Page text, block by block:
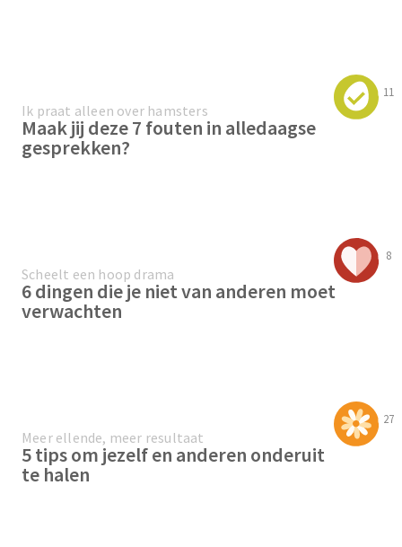
11
Ik praat alleen over hamsters
Maak jij deze 7 fouten in alledaagse
gesprekken?
8
Scheelt een hoop drama
6 dingen die je niet van anderen moet
verwachten
27
Meer ellende, meer resultaat
5 tips om jezelf en anderen onderuit
te halen